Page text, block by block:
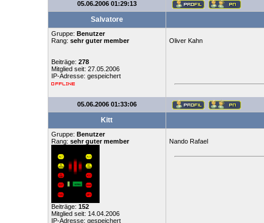
05.06.2006 01:29:13
Salvatore
Gruppe: Benutzer
Rang: sehr guter member
Beiträge: 278
Mitglied seit: 27.05.2006
IP-Adresse: gespeichert
Oliver Kahn
05.06.2006 01:33:06
Kitt
Gruppe: Benutzer
Rang: sehr guter member
Beiträge: 152
Mitglied seit: 14.04.2006
IP-Adresse: gespeichert
Nando Rafael